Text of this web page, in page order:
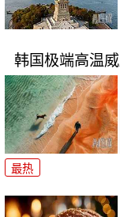
韩国极端高温
最热